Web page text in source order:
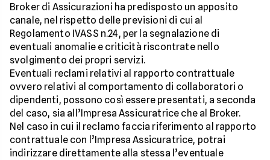
Broker di Assicurazioni ha predisposto un apposito
canale, nel rispetto delle previsioni di cui al
Regolamento IVASS n.24, per la segnalazione di
eventuali anomalie e criticità riscontrate nello
svolgimento dei propri servizi.
Eventuali reclami relativi al rapporto contrattuale
ovvero relativi al comportamento di collaboratori o
dipendenti, possono così essere presentati, a seconda
del caso, sia all’Impresa Assicuratrice che al Broker.
Nel caso in cui il reclamo faccia riferimento al rapporto
contrattuale con l’Impresa Assicuratrice, potrai
indirizzare direttamente alla stessa l’eventuale